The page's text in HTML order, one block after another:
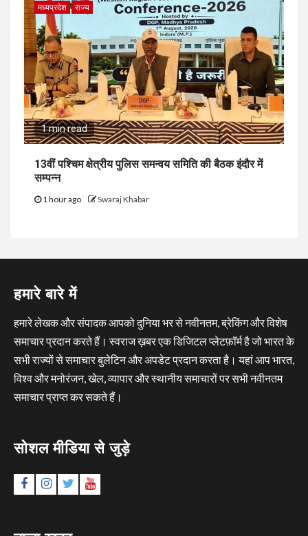
मध्यप्रदेश राज्य
1 min read
13वीं पश्चिम क्षेत्रीय पुलिस समन्वय समिति की बैठक इंदौर में
सम्पन्न
1 hour ago Swaraj Khabar
हमारे बारे में
हमारे लेखक और संपादक आपको दुनिया भर से नवीनतम, ब्रेकिंग और विशेष
समाचार प्रदान करते हैं। स्वराज ख़बर एक डिजिटल प्लेटफ़ॉर्म है जो भारत के
सभी राज्यों से समाचार बुलेटिन और अपडेट प्रदान करता है। यहां आप भारत,
विश्व और मनोरंजन, खेल, व्यापार और स्थानीय समाचारों पर सभी नवीनतम
समाचार प्राप्त कर सकते हैं।
सोशल मीडिया से जुड़े
FacebookInstagram
TwitterYouTube